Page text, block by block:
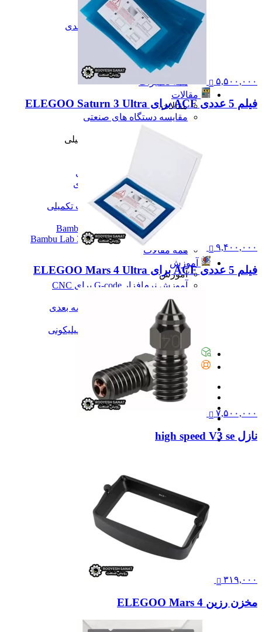
تعمیرات
تعمیرات دستگاه CNC
تعمیرات دستگاه اسکن سه بعدی
تعمیرات دستگاه پرینتر 3D
تعمیرات دستگاه برش لیزر
تعمیرات دستگاه تراشکاری
تعمیرات دستگاه فرزکاری
مقالات
مقالات
مقایسه دستگاه های صنعتی
آموزش و اطلاعات تکمیلی
آموزش و اطلاعات تکمیلی
آموزش فرزکاری
آموزش تراشکاری
آموزش پرینتر سه بعدی
آموزش اسکنر سه بعدی
آموزش CNC
همه آموزش و اطلاعات تکمیلی
اخبار
نمایندگی پرینتر ۳ بعدی Bambu Lab
Bambu Lab 3D Printer Official Distributor
همه مقالات
آموزش
آموزش
آموزش نرم‌افزار G-code برای CNC
آموزش جامع ساخت پرینتر سه بعدی
آموزش تراشکاری
آموزش کامل ساخت قالب سیلیکونی
همه آموزش
پیگیری سفارشات
تماس با ما
۵,۵۰۰,۰۰۰
فیلم 5 عددی ACF برای ELEGOO Saturn 3 Ultra
۹,۴۰۰,۰۰۰
فیلم 5 عددی ACF برای ELEGOO Mars 4 Ultra
۷,۵۰۰,۰۰۰
نازل high speed V3 se
۳۱۹,۰۰۰
مخزن رزین ELEGOO Mars 4